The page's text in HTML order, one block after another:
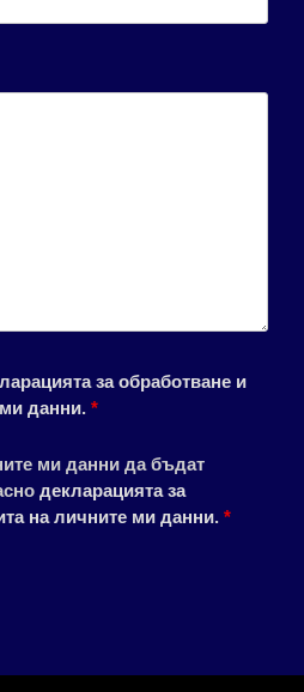
за обработване и
данни. *
ми данни да бъдат
декларацията за
на личните ми данни. *